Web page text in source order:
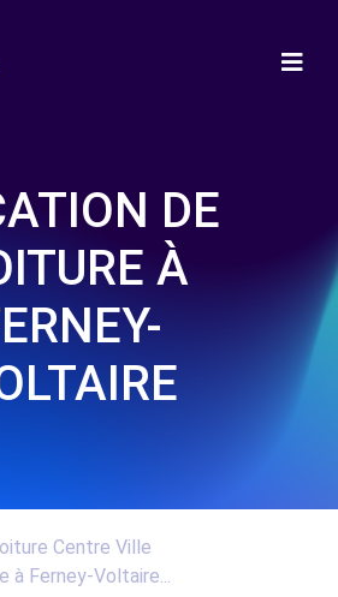
DE
À
Centre Ville
à Ferney-Voltaire...